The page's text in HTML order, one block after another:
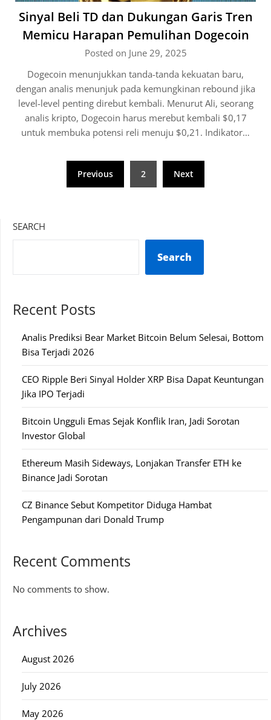
Sinyal Beli TD dan Dukungan Garis Tren
Memicu Harapan Pemulihan Dogecoin
Posted on June 29, 2025
Dogecoin menunjukkan tanda-tanda kekuatan baru,
dengan analis menunjuk pada kemungkinan rebound jika
level-level penting direbut kembali. Menurut Ali, seorang
analis kripto, Dogecoin harus merebut kembali $0,17
untuk membuka potensi reli menuju $0,21. Indikator…
pagination
Previous 2 Next
SEARCH
Search
Recent Posts
Analis Prediksi Bear Market Bitcoin Belum Selesai, Bottom
Bisa Terjadi 2026
CEO Ripple Beri Sinyal Holder XRP Bisa Dapat Keuntungan
Jika IPO Terjadi
Bitcoin Ungguli Emas Sejak Konflik Iran, Jadi Sorotan
Investor Global
Ethereum Masih Sideways, Lonjakan Transfer ETH ke
Binance Jadi Sorotan
CZ Binance Sebut Kompetitor Diduga Hambat
Pengampunan dari Donald Trump
Recent Comments
No comments to show.
Archives
August 2026
July 2026
May 2026